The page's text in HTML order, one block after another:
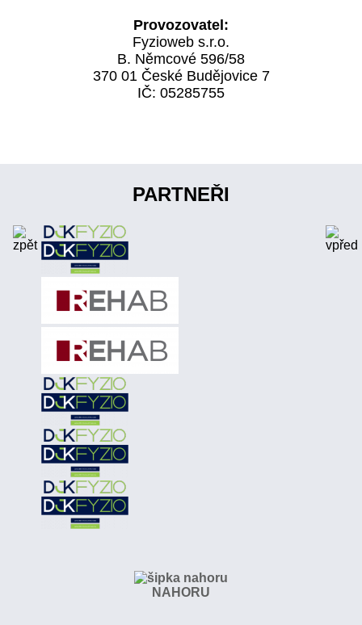
Provozovatel:
Fyzioweb s.r.o.
B. Němcové 596/58
370 01 České Budějovice 7
IČ: 05285755
PARTNEŘI
NAHORU